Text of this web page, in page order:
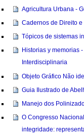
Agricultura Urbana -
Cadernos de Direito
Tópicos de sistemas
Historias y memorias
Interdisciplinaria
Objeto Gráfico Não
Guia Ilustrado de
Manejo dos
O Congresso
integridade: